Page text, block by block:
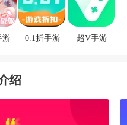
游 0.1折手游 超V手游
绍